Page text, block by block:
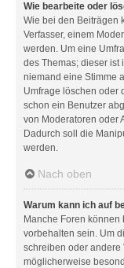
Wie bearbeite oder
Wie bei den Beiträgen
Verfasser, einem
werden. Um eine
des Themas; dieser ist
niemand eine Stimme
Umfrage löschen oder
schon ein Benutzer
von Moderatoren oder
Dadurch soll die
werden.
Nach oben
Warum kann ich auf
Manche Foren können
vorbehalten sein. Um
schreiben oder andere
möglicherweise